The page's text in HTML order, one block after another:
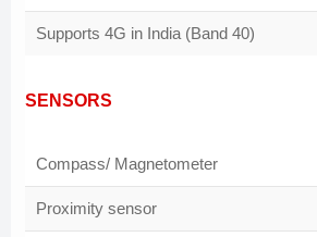
Supports 4G in India (Band 40)
SENSORS
Compass/ Magnetometer
Proximity sensor